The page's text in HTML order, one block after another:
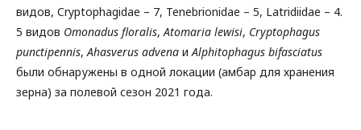
видов, Cryptophagidae – 7, Tenebrionidae – 5, Latridiidae – 4.
5 видов Omonadus floralis,Atomaria lewisi, Cryptophagus
punctipennis,Ahasverus advena иAlphitophagus bifasciatus
были обнаружены в одной локации (амбар для хранения
зерна) за полевой сезон 2021 года.